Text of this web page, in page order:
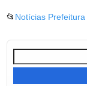
📂 Notícias
Pesquisar
por: